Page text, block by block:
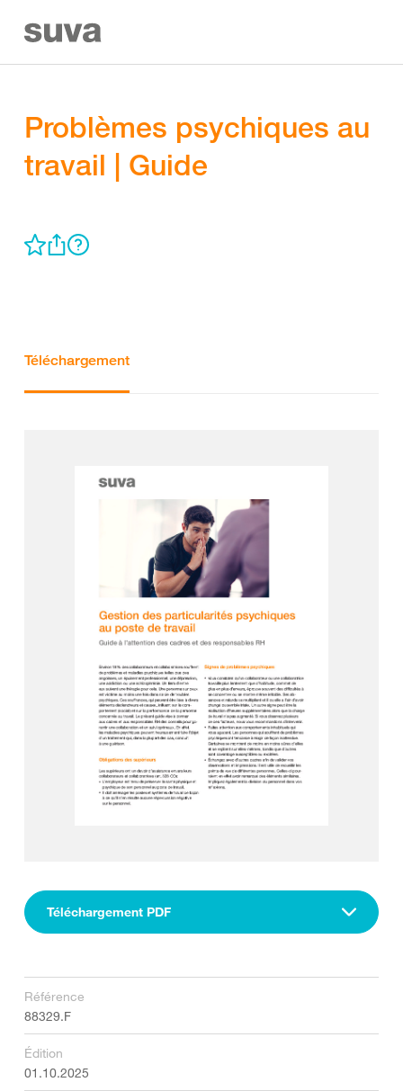
Problèmes psychiques au
travail | Guide
Téléchargement
Téléchargement PDF
Référence
88329.F
Édition
01.10.2025